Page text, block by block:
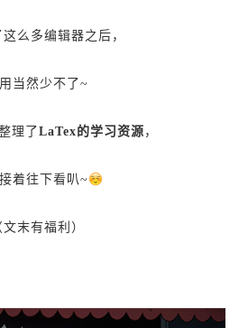
么多编辑器之后，
当然少不了~
理了LaTex的学习资源 ，
着往下看叭~
文末有福利）